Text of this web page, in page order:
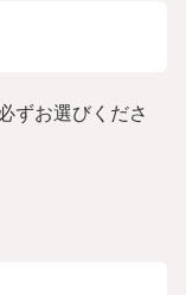
ずお選びくださ